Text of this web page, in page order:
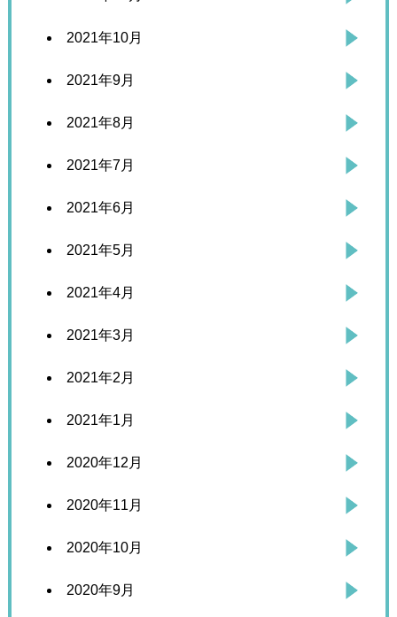
2021年10月
2021年9月
2021年8月
2021年7月
2021年6月
2021年5月
2021年4月
2021年3月
2021年2月
2021年1月
2020年12月
2020年11月
2020年10月
2020年9月